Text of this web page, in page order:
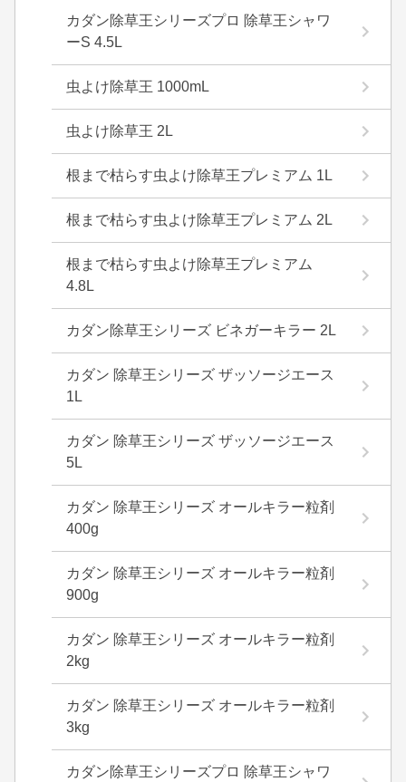
カダン除草王シリーズプロ 除草王シャワ
ーS 4.5L
虫よけ除草王 1000mL
虫よけ除草王 2L
根まで枯らす虫よけ除草王プレミアム 1L
根まで枯らす虫よけ除草王プレミアム 2L
根まで枯らす虫よけ除草王プレミアム
4.8L
カダン除草王シリーズ ビネガーキラー 2L
カダン 除草王シリーズ ザッソージエース
1L
カダン 除草王シリーズ ザッソージエース
5L
カダン 除草王シリーズ オールキラー粒剤
400g
カダン 除草王シリーズ オールキラー粒剤
900g
カダン 除草王シリーズ オールキラー粒剤
2kg
カダン 除草王シリーズ オールキラー粒剤
3kg
カダン除草王シリーズプロ 除草王シャワ